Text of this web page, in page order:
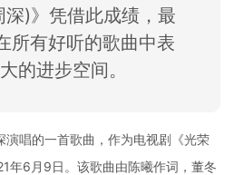
)》凭借此成绩，最
所有好听的歌曲中表
的进步空间。
演唱的一首歌曲，作为电视剧《光荣
年6月9日。该歌曲由陈曦作词，董冬